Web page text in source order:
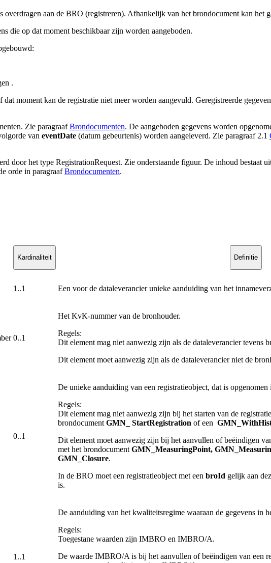
aan de BRO (registreren). Afhankelijk van het brondocument kan het
die op dat moment beschikbaar zijn worden aangeboden.
.
moment kan de registratie niet meer worden aangevuld. Geregistreerde
Zie paragraafBrondocumenten. De aangeboden gegevens worden
van eventDate (datum gebeurtenis) worden aangeleverd. Zie paragraaf 2.1
door het type RegistrationRequest. Zie onderstaande figuur. De inhoud bestaat
orde in paragraafBrondocumenten.
Kardinaliteit Definitie
1..1 Een voor de dataleverancier unieke aanduiding van het
0..1
Het KvK-nummer van de bronhouder.
Regels:
Dit element mag niet aanwezig zijn als de dataleverancier tevens
Dit element moet aanwezig zijn als de dataleverancier niet de
0..1
De unieke aanduiding van een registratieobject, dat is
Regels:
Dit element mag niet aanwezig zijn bij het starten van de
brondocument GMN_ StartRegistration of een
Dit element moet aanwezig zijn bij het aanvullen of beëindigen
met het brondocument GMN_MeasuringPoint,
GMN_Closure.
In de BRO moet een registratieobject met een broId gelijk aan
is.
1..1
De aanduiding van het kwaliteitsregime waaraan de gegevens in
Regels:
Toegestane waarden zijn IMBRO en IMBRO/A.
De waarde IMBRO/A is bij het aanvullen of beëindigen van een